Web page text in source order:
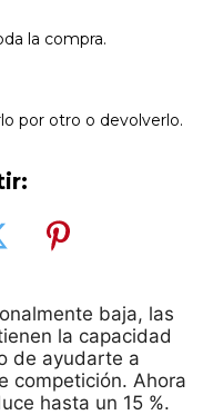
la compra.
por otro o devolverlo.
baja, las
la capacidad
de ayudarte a
competición. Ahora
hasta un 15 %.